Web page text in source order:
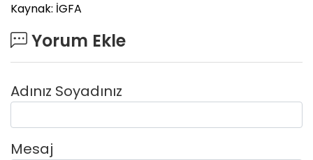
Kaynak: İGFA
Yorum Ekle
Adınız Soyadınız
Mesaj